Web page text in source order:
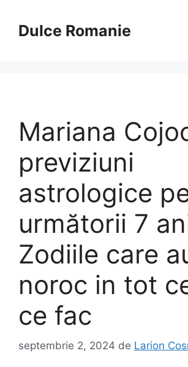
conținutDulce Romanie
Mariana
previziuni
astrologice
următorii 7
Zodiile care
noroc in tot
ce fac
septembrie 2, 2024 de Larion